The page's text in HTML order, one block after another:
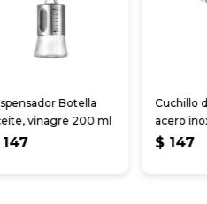
Botella
vinagre 200 ml
147
Cuchillo
acero
$ 147